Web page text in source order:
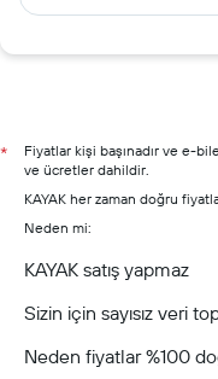
Male Otelleri
Şile otelleri
Kuşadası otelleri
*
Fiyatlar kişi başınadır ve e-
ve ücretler dahildir.
KAYAK her zaman doğru
Neden mi:
KAYAK satış yapmaz
Sizin için sayısız veri
Neden fiyatlar %100